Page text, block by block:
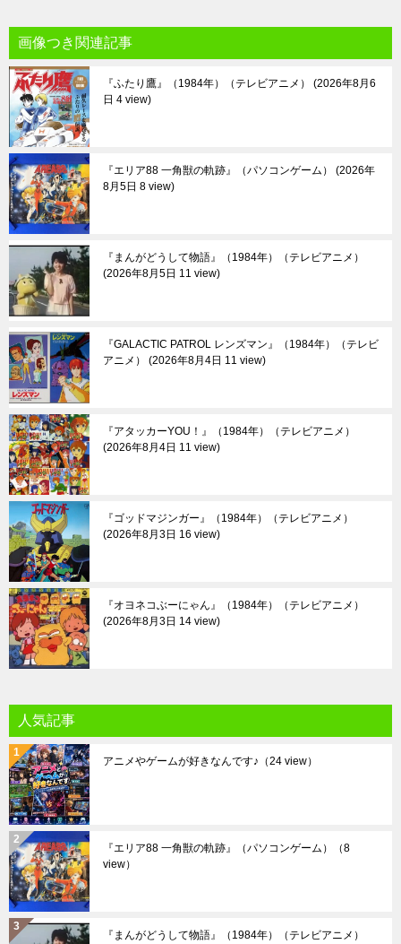
画像つき関連記事
『ふたり鷹』（1984年）（テレビアニメ）
2026年8月6
日 4 view
『エリア88 一角獣の軌跡』（パソコンゲーム）
2026年
8月5日 8 view
『まんがどうして物語』（1984年）（テレビアニメ）
2026年8月5日 11 view
『GALACTIC PATROL レンズマン』（1984年）（テレビ
アニメ）
2026年8月4日 11 view
『アタッカーYOU！』（1984年）（テレビアニメ）
2026年8月4日 11 view
『ゴッドマジンガー』（1984年）（テレビアニメ）
2026年8月3日 16 view
『オヨネコぶーにゃん』（1984年）（テレビアニメ）
2026年8月3日 14 view
人気記事
アニメやゲームが好きなんです♪ （24 view）
『エリア88 一角獣の軌跡』（パソコンゲーム）
（8
view）
『まんがどうして物語』（1984年）（テレビアニメ）